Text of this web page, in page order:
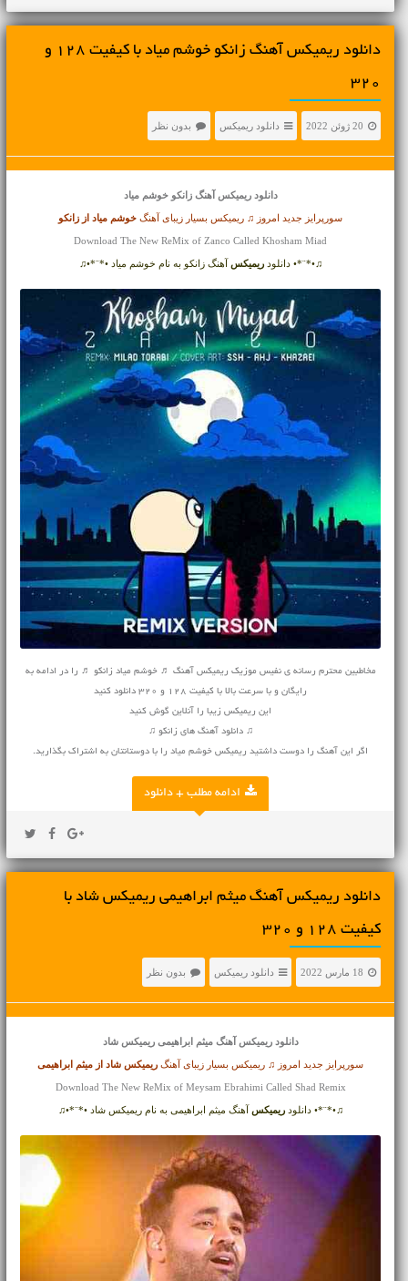
دانلود ریمیکس آهنگ زانکو خوشم میاد با کیفیت 128 و
320
20 ژوئن 2022 دانلود ریمیکس بدون نظر
دانلود ریمیکس آهنگ زانکو خوشم میاد
سورپرایز جدید امروز ♫ ریمیکس بسیار زیبای آهنگ خوشم میاد از زانکو
Download The New ReMix of Zanco Called Khosham Miad
♫•*¨*• دانلودریمیکس آهنگ زانکو به نام خوشم میاد •*¨*•♫
مخاطبین محترم رسانه ی نفیس موزیک ریمیکس آهنگ ♬ خوشم میاد زانکو ♬ را در ادامه به
رایگان و با سرعت بالا با کیفیت 128 و 320 دانلود کنید
این ریمیکس زیبا را آنلاین گوش کنید
♫ دانلود آهنگ های زانکو ♫
اگر این آهنگ را دوست داشتید ریمیکس خوشم میاد را با دوستانتان به اشتراک بگذارید.
ادامه مطلب + دانلود
دانلود ریمیکس آهنگ میثم ابراهیمی ریمیکس شاد با
کیفیت 128 و 320
18 مارس 2022 دانلود ریمیکس بدون نظر
دانلود ریمیکس آهنگ میثم ابراهیمی ریمیکس شاد
سورپرایز جدید امروز ♫ ریمیکس بسیار زیبای آهنگ ریمیکس شاد از میثم ابراهیمی
Download The New ReMix of Meysam Ebrahimi Called Shad Remix
♫•*¨*• دانلودریمیکس آهنگ میثم ابراهیمی به نام ریمیکس شاد •*¨*•♫